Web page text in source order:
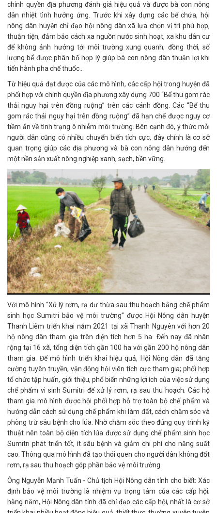
chính quyền địa phương đánh giá hiệu quả và được bà con nông
dân nhiệt tình hưởng ứng. Trước khi xây dựng các bể chứa, hội
nông dân huyện chỉ đạo hội nông dân xã lựa chọn vị trí phù hợp,
thuận tiện, đảm bảo cách xa nguồn nước sinh hoạt, xa khu dân cư
để không ảnh hưởng tới môi trường xung quanh; đồng thời, số
lượng bể được phân bố hợp lý giúp bà con nông dân thuận lợi khi
tiến hành pha chế thuốc...
Từ hiệu quả đạt được của các mô hình, các cấp hội trong huyện đã
phối hợp với chính quyền địa phương xây dựng 700 “Bể thu gom rác
thải nguy hại trên đồng ruộng” trên các cánh đồng. Các “Bể thu
gom rác thải nguy hại trên đồng ruộng” đã hạn chế được nguy cơ
tiềm ẩn về tình trạng ô nhiễm môi trường. Bên cạnh đó, ý thức mỗi
người dân cũng có nhiều chuyển biến tích cực, đây chính là cơ sở
quan trọng giúp các địa phương và bà con nông dân hướng đến
một nền sản xuất nông nghiệp xanh, sạch, bền vững.
Với mô hình “Xử lý rơm, rạ dư thừa sau thu hoạch bằng chế phẩm
sinh học Sumitri bảo vệ môi trường” được Hội Nông dân huyện
Thanh Liêm triển khai năm 2021 tại xã Thanh Nguyên với hơn 20
hộ nông dân tham gia trên diện tích hơn 5 ha. Đến nay đã nhân
rộng tại 16 xã, tổng diện tích gần 100 ha với gần 200 hộ nông dân
tham gia. Để mô hình triển khai hiệu quả, Hội Nông dân đã tăng
cường tuyên truyền, vận động hội viên tích cực tham gia; phối hợp
tổ chức tập huấn, giới thiệu, phổ biến những lợi ích của việc sử dụng
chế phẩm vi sinh Sumitri để xử lý rơm, rạ sau thu hoạch. Các hộ
tham gia mô hình được hội phối hợp hỗ trợ toàn bộ chế phẩm và
hướng dẫn cách sử dụng chế phẩm khi làm đất, cách chăm sóc và
phòng trừ sâu bệnh cho lúa. Nhờ chăm sóc theo đúng quy trình kỹ
thuật nên toàn bộ diện tích lúa được sử dụng chế phẩm sinh học
Sumitri phát triển tốt, ít sâu bệnh và giảm chi phí cho năng suất
cao. Thông qua mô hình đã tạo thói quen cho người dân không đốt
rơm, rạ sau thu hoạch góp phần bảo vệ môi trường.
Ông Nguyễn Mạnh Tuấn - Chủ tịch Hội Nông dân tỉnh cho biết: Xác
định bảo vệ môi trường là nhiệm vụ trọng tâm của các cấp hội;
hằng năm, Hội Nông dân tỉnh đã chỉ đạo các cấp hội, nhất là cơ sở